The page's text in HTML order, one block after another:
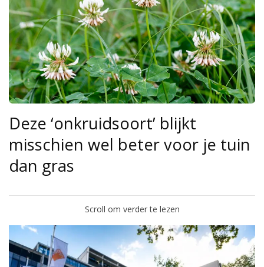
Deze ‘onkruidsoort’ blijkt
misschien wel beter voor je tuin
dan gras
Scroll om verder te lezen